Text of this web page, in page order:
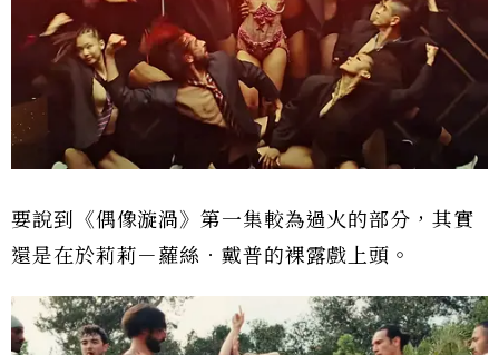
要說到《偶像漩渦》第一集較為過火的部分，其實
還是在於莉莉－蘿絲．戴普的裸露戲上頭。